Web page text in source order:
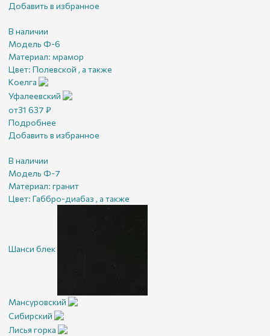
Добавить в избранное
В наличии
Модель Ф-6
Материал: мрамор
Цвет: Полевской , а также
Коелга
Уфалеевский
от31 637 ₽
Подробнее
Добавить в избранное
В наличии
Модель Ф-7
Материал: гранит
Цвет: Габбро-диабаз , а также
Шанси блек
Мансуровский
Сибирский
Лисья горка